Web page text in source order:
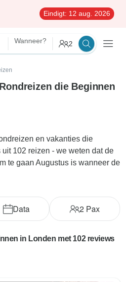
Eindigt: 12 aug. 2026
Wanneer? 2
die Beginnen
en vakanties die
102 reizen - we weten dat de
te gaan Augustus is wanneer de
Data 2 Pax
in Londen met 102 reviews